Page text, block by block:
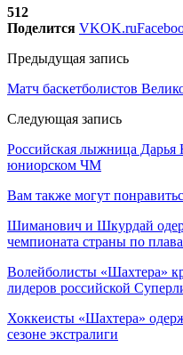
512
Поделится VKOK.ru
Предыдущая запись
Матч баскетболистов
Следующая запись
Российская лыжница Дарья
юниорском ЧМ
Вам также могут
Шиманович и Шкурдай
чемпионата страны по
Волейболисты «Шахтера»
лидеров российской
Хоккеисты «Шахтера»
сезоне экстралиги